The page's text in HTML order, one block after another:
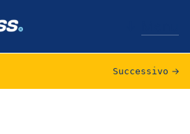
Successivo →